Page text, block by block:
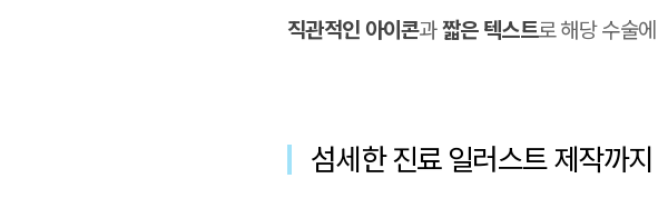
직관적인 아이콘과짧은 텍스트로 해당 수술
섬세한 진료 일러스트 제작까지